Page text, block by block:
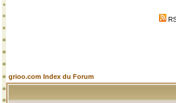
grioo.com Index du Forum